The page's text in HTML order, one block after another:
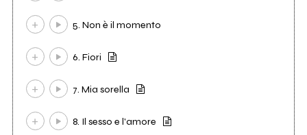
5. Non è il momento
6. Fiori
7. Mia sorella
8. Il sesso e l'amore